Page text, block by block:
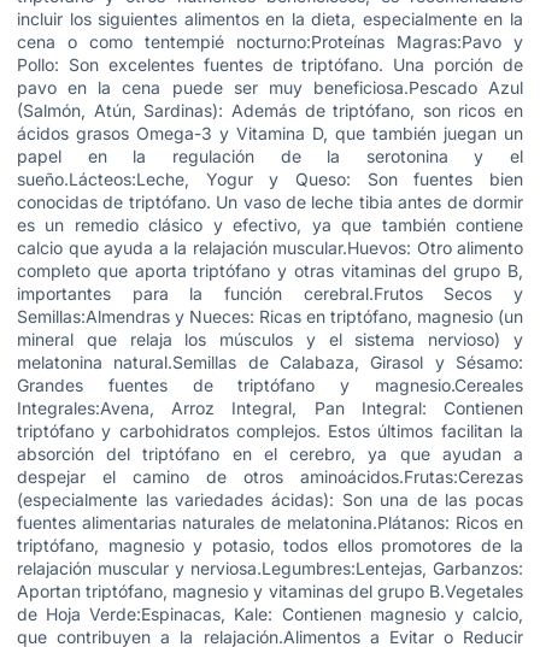
incluir los siguientes alimentos en la dieta, especialmente en la
cena o como tentempié nocturno:Proteínas Magras:Pavo y
Pollo: Son excelentes fuentes de triptófano. Una porción de
pavo en la cena puede ser muy beneficiosa.Pescado Azul
(Salmón, Atún, Sardinas): Además de triptófano, son ricos en
ácidos grasos Omega-3 y Vitamina D, que también juegan un
papel en la regulación de la serotonina y el
sueño.Lácteos:Leche, Yogur y Queso: Son fuentes bien
conocidas de triptófano. Un vaso de leche tibia antes de dormir
es un remedio clásico y efectivo, ya que también contiene
calcio que ayuda a la relajación muscular.Huevos: Otro alimento
completo que aporta triptófano y otras vitaminas del grupo B,
importantes para la función cerebral.Frutos Secos y
Semillas:Almendras y Nueces: Ricas en triptófano, magnesio (un
mineral que relaja los músculos y el sistema nervioso) y
melatonina natural.Semillas de Calabaza, Girasol y Sésamo:
Grandes fuentes de triptófano y magnesio.Cereales
Integrales:Avena, Arroz Integral, Pan Integral: Contienen
triptófano y carbohidratos complejos. Estos últimos facilitan la
absorción del triptófano en el cerebro, ya que ayudan a
despejar el camino de otros aminoácidos.Frutas:Cerezas
(especialmente las variedades ácidas): Son una de las pocas
fuentes alimentarias naturales de melatonina.Plátanos: Ricos en
triptófano, magnesio y potasio, todos ellos promotores de la
relajación muscular y nerviosa.Legumbres:Lentejas, Garbanzos:
Aportan triptófano, magnesio y vitaminas del grupo B.Vegetales
de Hoja Verde:Espinacas, Kale: Contienen magnesio y calcio,
que contribuyen a la relajación.Alimentos a Evitar o Reducir